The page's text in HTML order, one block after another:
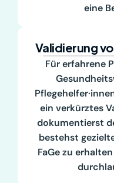
eine
Validierung
Für erfahrene
ein verkürztes
dokumentierst
bestehst
FaGe zu